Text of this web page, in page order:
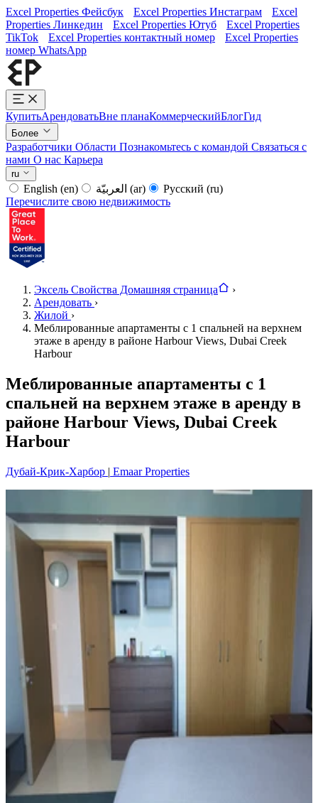
Excel Properties Фейсбук Excel Properties Инстаграм
Excel
Properties Линкедин
Excel Properties Ютуб
Excel Properties
TikTok
Excel Properties контактный номер
Excel Properties
номер WhatsApp
КупитьАрендоватьВне планаКоммерческийБлогГид
Более
Разработчики Области Познакомьтесь с командой Связаться с
нами О нас Карьера
ru
English (en) (ar) Русский (ru)
Перечислите свою недвижимость
Эксель Свойства Домашняя страница
›
Арендовать ›
Жилой ›
Меблированные апартаменты с 1 спальней на верхнем
этаже в аренду в районе Harbour Views, Dubai Creek
Harbour
Меблированные апартаменты с 1
спальней на верхнем этаже в аренду в
районе Harbour Views, Dubai Creek
Harbour
Дубай-Крик-Харбор | Emaar Properties